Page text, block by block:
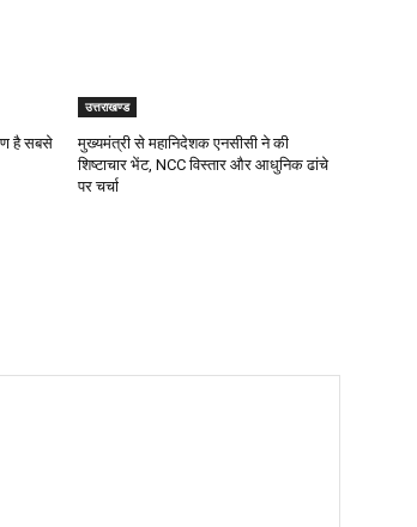
है सबसे
उत्तराखण्ड
मुख्यमंत्री से महानिदेशक एनसीसी ने की
शिष्टाचार भेंट, NCC विस्तार और आधुनिक ढांचे
पर चर्चा